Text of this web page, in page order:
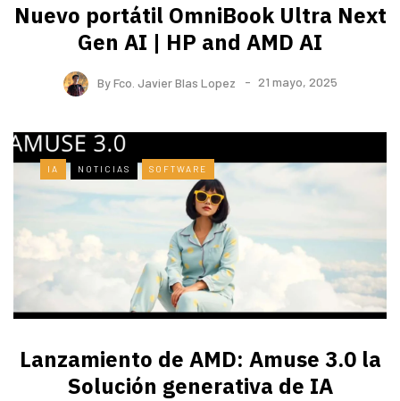
Nuevo portátil OmniBook Ultra ​Next
Gen AI | HP and AMD AI
ByFco. Javier Blas Lopez 21 mayo, 2025
IA NOTICIAS SOFTWARE
Lanzamiento de AMD: Amuse 3.0 la
Solución generativa de IA